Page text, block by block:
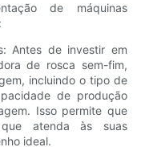
de máquinas
Antes de investir em
de rosca sem-fim,
incluindo o tipo de
de produção
Isso permite que
atenda às suas
ideal.